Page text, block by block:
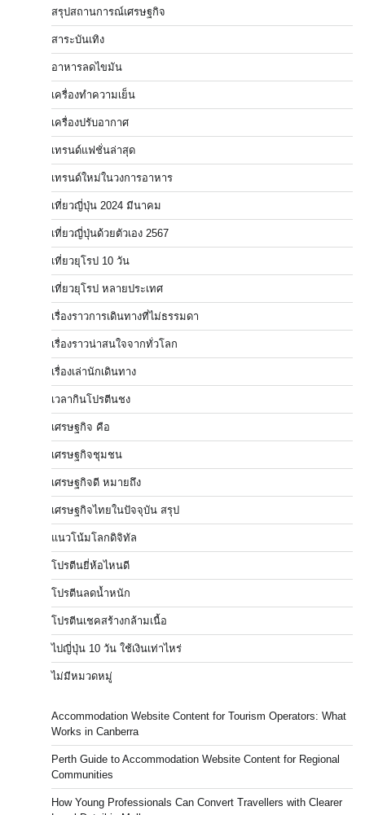
สรุปสถานการณ์เศรษฐกิจ
สาระบันเทิง
อาหารลดไขมัน
เครื่องทำความเย็น
เครื่องปรับอากาศ
เทรนด์แฟชั่นล่าสุด
เทรนด์ใหม่ในวงการอาหาร
เที่ยวญี่ปุ่น 2024 มีนาคม
เที่ยวญี่ปุ่นด้วยตัวเอง 2567
เที่ยวยุโรป 10 วัน
เที่ยวยุโรป หลายประเทศ
เรื่องราวการเดินทางที่ไม่ธรรมดา
เรื่องราวน่าสนใจจากทั่วโลก
เรื่องเล่านักเดินทาง
เวลากินโปรตีนชง
เศรษฐกิจ คือ
เศรษฐกิจชุมชน
เศรษฐกิจดี หมายถึง
เศรษฐกิจไทยในปัจจุบัน สรุป
แนวโน้มโลกดิจิทัล
โปรตีนยี่ห้อไหนดี
โปรตีนลดน้ำหนัก
โปรตีนเชคสร้างกล้ามเนื้อ
ไปญี่ปุ่น 10 วัน ใช้เงินเท่าไหร่
ไม่มีหมวดหมู่
Accommodation Website Content for Tourism Operators: What
Works in Canberra
Perth Guide to Accommodation Website Content for Regional
Communities
How Young Professionals Can Convert Travellers with Clearer